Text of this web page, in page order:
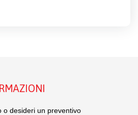
o desideri un preventivo